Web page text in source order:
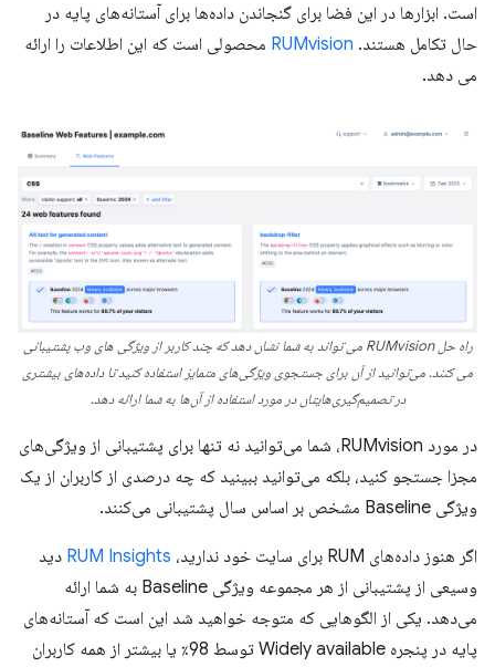
است. ابزارها در این فضا برای گنجاندن داده‌ها برای آستانه‌های پایه در
حال تکامل هستند. RUMvision محصولی است که این اطلاعات را ارائه
می دهد.
راه حل RUMvision می تواند به شما نشان دهد که چند کاربر از ویژگی های وب پشتیبانی
می کنند. می‌توانید از آن برای جستجوی ویژگی‌های متمایز استفاده کنید تا داده‌های بیشتری
در تصمیم‌گیری‌هایتان در مورد استفاده از آن‌ها به شما ارائه دهد.
در مورد RUMvision، شما می‌توانید نه تنها برای پشتیبانی از ویژگی‌های
مجزا جستجو کنید، بلکه می‌توانید ببینید که چه درصدی از کاربران از یک
ویژگی Baseline مشخص بر اساس سال پشتیبانی می‌کنند.
اگر هنوز داده‌های RUM برای سایت خود ندارید، RUM Insights دید
وسیعی از پشتیبانی از هر مجموعه ویژگی Baseline به شما ارائه
می‌دهد. یکی از الگوهایی که متوجه خواهید شد این است که آستانه‌های
پایه در پنجره Widely available توسط 98٪ یا بیشتر از همه کاربران